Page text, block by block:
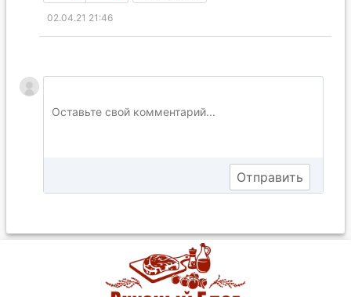
02.04.21 21:46